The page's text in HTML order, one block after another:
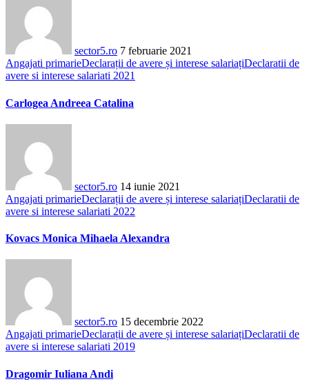
sector5.ro 7 februarie 2021
Angajati primarieDeclarații de avere și interese salariațiDeclaratii de
avere si interese salariati 2021
Carlogea Andreea Catalina
sector5.ro 14 iunie 2021
Angajati primarieDeclarații de avere și interese salariațiDeclaratii de
avere si interese salariati 2022
Kovacs Monica Mihaela Alexandra
sector5.ro 15 decembrie 2022
Angajati primarieDeclarații de avere și interese salariațiDeclaratii de
avere si interese salariati 2019
Dragomir Iuliana Andi